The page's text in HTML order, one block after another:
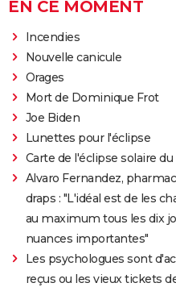
EN CE MOMENT
Incendies
Nouvelle canicule
Orages
Mort de Dominique Frot
Joe Biden
Lunettes pour l'éclipse
Carte de l'éclipse solaire du
Alvaro Fernandez,
draps : "L'idéal est de les
au maximum tous les dix
nuances importantes"
Les psychologues sont
reçus ou les vieux tickets